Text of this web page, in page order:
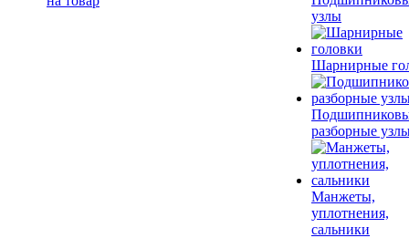
узлы
Шарнирные
разборные
Манжеты,
уплотнения,
сальники